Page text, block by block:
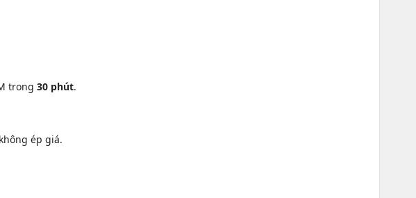
trong 30 phút.
ép giá.